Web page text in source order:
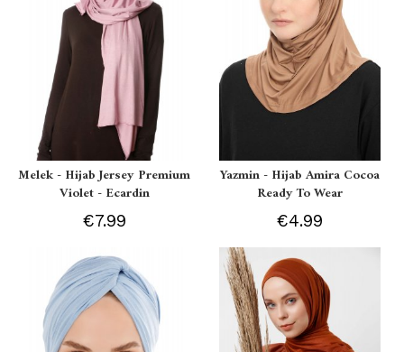
Melek - Hijab Jersey Premium
Violet - Ecardin
€7.99
Yazmin - Hijab Amira Cocoa
Ready To Wear
€4.99